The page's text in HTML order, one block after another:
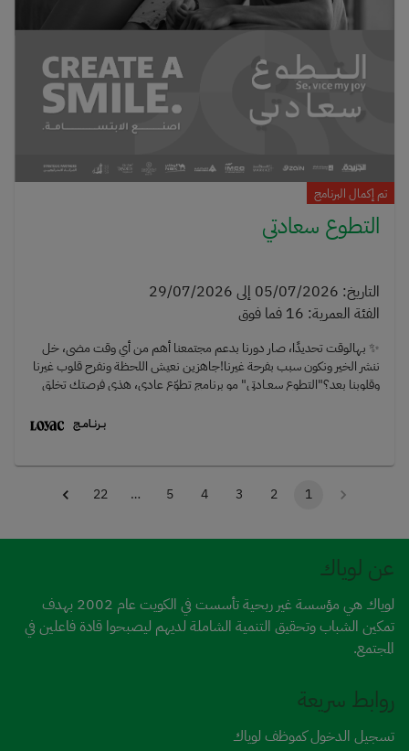
تم إكمال البرنامج
التطوع سعادتي
التاريخ:
05/07/2026 إلى 29/07/2026
الفئة العمرية:
16 فما فوق
✨ بهالوقت تحديدًا، صار دورنا بدعم مجتمعنا أهم من أي وقت مضى، خل
ننشر الخير ونكون سبب بفرحة غيرنا!جاهزين نعيش اللحظة ونفرح قلوب غيرنا
وقلوبنا بعد؟"التطوع سعـادتي" مو برنامج تطوّع عادي، هذي فرصتك تخلق
الخاصة بطريقة ما تنساها أبد 💛📍 المكان: مراكز مختلفة⏰ الوقت: شفت
مدرس وطلبة، ودورك يكون دعم ومساندة داخل الحصة نفسها 🤝سواء
وخلك قدّها!
1
2
3
4
5
…
22
عن لوياك
لوياك هي مؤسسة غير ربحية تأسست في الكويت عام 2002 بهدف
تمكين الشباب وتحقيق التنمية الشاملة لديهم ليصبحوا قادة فاعلين في
المجتمع.
روابط سريعة
تسجيل الدخول كموظف لوياك